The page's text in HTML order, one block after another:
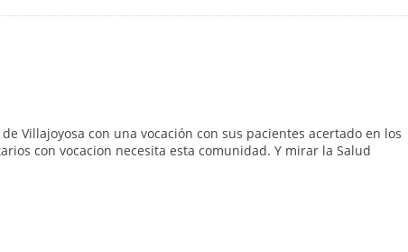
Villajoyosa con una vocación con sus pacientes acertado en los
con vocacion necesita esta comunidad. Y mirar la Salud